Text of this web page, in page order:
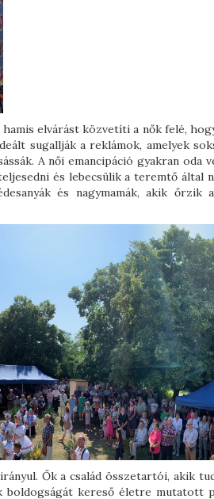
hamis elvárást közvetíti a nők felé,
sugallják a reklámok, amelyek
A női emancipáció gyakran oda
és lebecsülik a teremtő által
és nagymamák, akik őrzik
Ők a család összetartói, akik
kereső életre mutatott